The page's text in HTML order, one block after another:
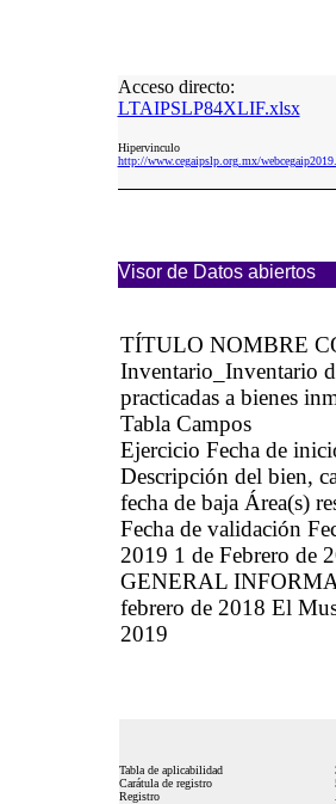
Acceso directo:
LTAIPSLP84XLIF.xlsx
Hipervinculo
http://www.cegaipslp.org.mx/
Visor de Datos abiertos
TÍTULO NOMBRE
Inventario_Inventario
practicadas a bienes
Tabla Campos
Ejercicio Fecha de
Descripción del bien,
fecha de baja Área(s)
Fecha de validación
2019 1 de Febrero de
GENERAL
febrero de 2018 El
2019
Tabla de aplicabilidad
Carátula de registro
Registro